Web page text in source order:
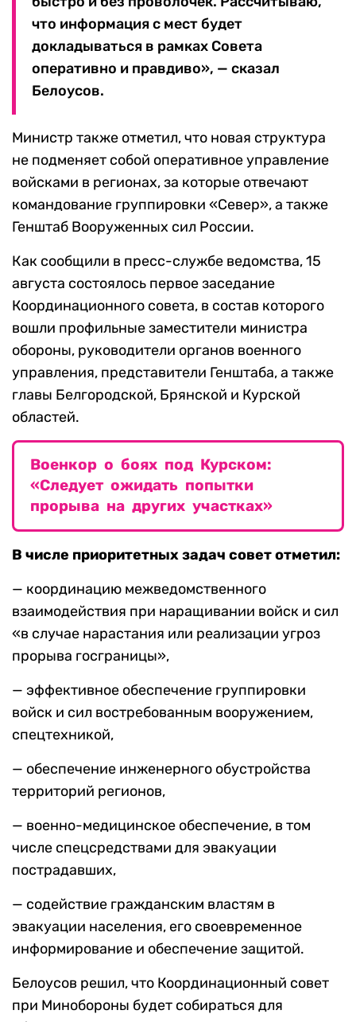
что информация с мест будет
докладываться в рамках Совета
оперативно и правдиво», — сказал
Белоусов.
Министр также отметил, что новая структура
не подменяет собой оперативное управление
войсками в регионах, за которые отвечают
командование группировки «Север», а также
Генштаб Вооруженных сил России.
Как сообщили в пресс-службе ведомства, 15
августа состоялось первое заседание
Координационного совета, в состав которого
вошли профильные заместители министра
обороны, руководители органов военного
управления, представители Генштаба, а также
главы Белгородской, Брянской и Курской
областей.
Военкор о боях под Курском:
«Следует ожидать попытки
прорыва на других участках»
В числе приоритетных задач совет отметил:
— координацию межведомственного
взаимодействия при наращивании войск и сил
«в случае нарастания или реализации угроз
прорыва госграницы»,
— эффективное обеспечение группировки
войск и сил востребованным вооружением,
спецтехникой,
— обеспечение инженерного обустройства
территорий регионов,
— военно-медицинское обеспечение, в том
числе спецсредствами для эвакуации
пострадавших,
— содействие гражданским властям в
эвакуации населения, его своевременное
информирование и обеспечение защитой.
Белоусов решил, что Координационный совет
при Минобороны будет собираться для